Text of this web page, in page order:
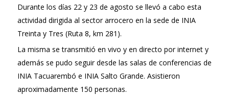
Durante los días 22 y 23 de agosto se llevó a cabo esta
actividad dirigida al sector arrocero en la sede de INIA
Treinta y Tres (Ruta 8, km 281).
La misma se transmitió en vivo y en directo por internet y
además se pudo seguir desde las salas de conferencias de
INIA Tacuarembó e INIA Salto Grande. Asistieron
aproximadamente 150 personas.